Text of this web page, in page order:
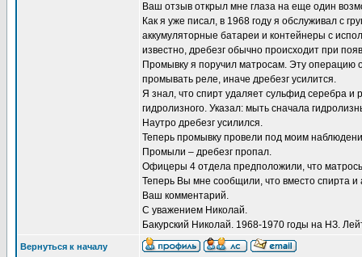
Ваш отзыв открыл мне глаза на еще один
Как я уже писал, в 1968 году я обслуживал с
аккумуляторные батареи и контейнеры с
известно, дребезг обычно происходит при
Промывку я поручил матросам. Эту операцию
промывать реле, иначе дребезг усилится.
Я знал, что спирт удаляет сульфид серебра
гидролизного. Указал: мыть сначала
Наутро дребезг усилился.
Теперь промывку провели под моим
Промыли – дребезг пропал.
Офицеры 4 отдела предположили, что
Теперь Вы мне сообщили, что вместо спирта и
Ваш комментарий.
С уважением Николай.
Бакурский Николай. 1968-1970 годы на НЗ.
Вернуться к началу